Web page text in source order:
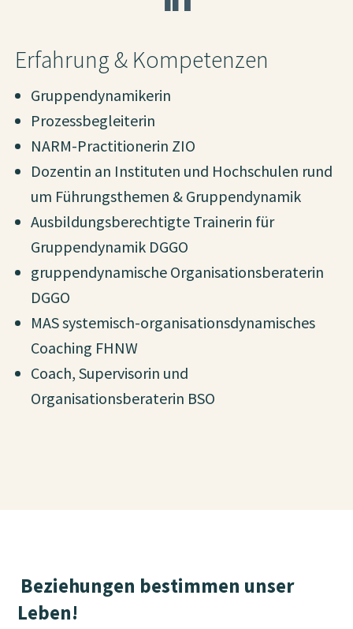
Erfahrung & Kompetenzen
Gruppendynamikerin
Prozessbegleiterin
NARM-Practitionerin ZIO
Dozentin an Instituten und Hochschulen rund
um Führungsthemen & Gruppendynamik
Ausbildungsberechtigte Trainerin für
Gruppendynamik DGGO
gruppendynamische Organisationsberaterin
DGGO
MAS systemisch-organisationsdynamisches
Coaching FHNW
Coach, Supervisorin und
Organisationsberaterin BSO
Beziehungen bestimmen unser
Leben!